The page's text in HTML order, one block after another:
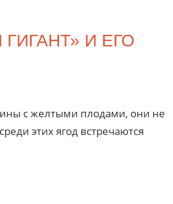
И ЕГО
с желтыми плодами, они не
этих ягод встречаются